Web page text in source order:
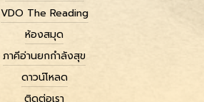
VDO The Reading
ห้องสมุด
ภาคีอ่านยกกำลังสุข
ดาวน์โหลด
ติดต่อเรา